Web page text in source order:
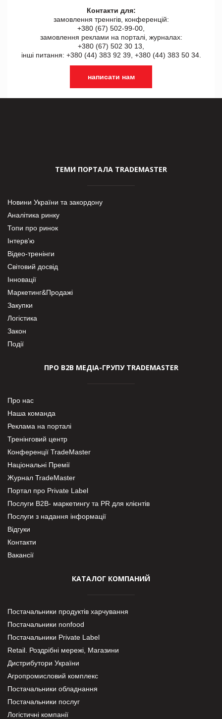
Контакти для:
замовлення треннгів, конференцій:
+380 (67) 502-99-00,
замовлення реклами на порталі, журналах:
+380 (67) 502 30 13,
інші питання: +380 (44) 383 92 39, +380 (44) 383 50 34.
написати нам
ТЕМИ ПОРТАЛА TRADEMASTER
Новини України та закордону
Аналітика ринку
Топи про ринок
Інтерв’ю
Відео-тренінги
Світовий досвід
Інновації
Маркетинг&Продажі
Закупки
Логістика
Закон
Події
ПРО В2В МЕДІА-ГРУПУ TRADEMASTER
Про нас
Наша команда
Реклама на порталі
Тренінговий центр
Конференції TradeMaster
Національні Премії
Журнал TradeMaster
Портал про Private Label
Послуги В2В- маркетингу та PR для клієнтів
Послуги з надання інформації
Відгуки
Контакти
Вакансії
КАТАЛОГ КОМПАНИЙ
Постачальники продуктів харчування
Постачальники nonfood
Постачальники Private Label
Retail. Роздрібні мережі, Магазини
Дистрибутори України
Агропромисловий комплекс
Постачальники обладнання
Постачальники послуг
Логістичні компанії